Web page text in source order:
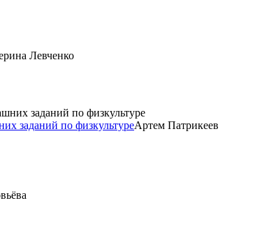
Левченко
заданий по физкультуреАртем Патрикеев